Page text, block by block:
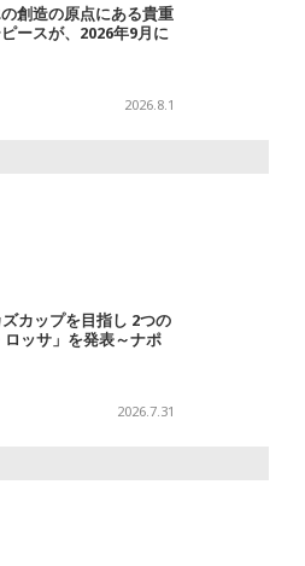
創造の原点にある貴重
ースが、2026年9月に
2026.8.1
カップを目指し 2つの
ッサ」を発表～ナポ
2026.7.31